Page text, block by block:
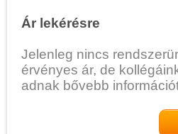
Ár lekérésre
Jelenleg nincs
érvényes ár, de
adnak bővebb